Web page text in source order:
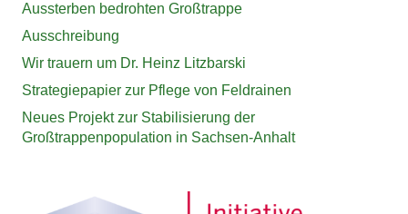
Aussterben bedrohten Großtrappe
Ausschreibung
Wir trauern um Dr. Heinz Litzbarski
Strategiepapier zur Pflege von Feldrainen
Neues Projekt zur Stabilisierung der
Großtrappenpopulation in Sachsen-Anhalt